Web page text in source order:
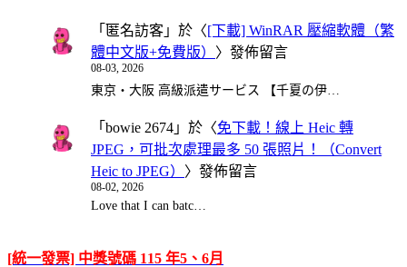
「 匿名訪客 」於〈[下載] WinRAR 壓縮軟體（繁
體中文版+免費版） 〉發佈留言
08-03, 2026
東京・大阪 高級派遣サービス 【千夏の伊…
「 bowie 2674 」於〈免下載！線上 Heic 轉
JPEG，可批次處理最多 50 張照片！（Convert
Heic to JPEG） 〉發佈留言
08-02, 2026
Love that I can batc…
[統一發票] 中獎號碼 115 年5、6月